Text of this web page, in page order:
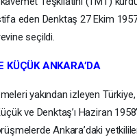
eden Denktaş 27 Ekim
seçildi.
KÜÇÜK ANKARA’DA
yakından izleyen Türkiye,
ve Denktaş’ı Haziran
Ankara’daki